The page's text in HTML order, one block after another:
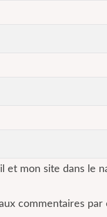
et mon site dans le
commentaires par